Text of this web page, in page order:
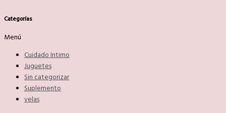
Categorías
Menú
Cuidado Intimo
Juguetes
Sin categorizar
Suplemento
velas